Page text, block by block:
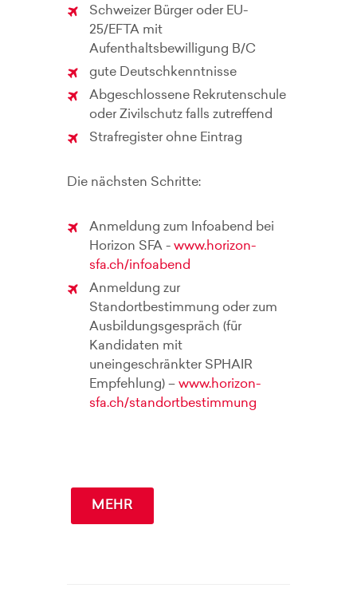
Schweizer Bürger oder EU-
25/EFTA mit
Aufenthaltsbewilligung B/C
gute Deutschkenntnisse
Abgeschlossene Rekrutenschule
oder Zivilschutz falls zutreffend
Strafregister ohne Eintrag
Die nächsten Schritte:
Anmeldung zum Infoabend bei
Horizon SFA - www.horizon-
sfa.ch/infoabend
Anmeldung zur
Standortbestimmung oder zum
Ausbildungsgespräch (für
Kandidaten mit
uneingeschränkter SPHAIR
Empfehlung) – www.horizon-
sfa.ch/standortbestimmung
MEHR